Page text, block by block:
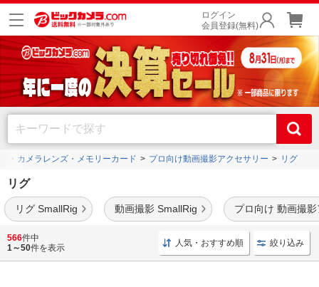
ログイン
会員登録(無料)
・カメラレンズ・メモリーカード プロ向け動画撮影アクセサリー リグ
リグ
リグ SmallRig 動画撮影 SmallRig プロ向け 動画撮
カメラリグはカメラにマイクや外部モニターなどの補助機材を装着させ、撮影時の安
定感を向上させるアイテムです。
566件中
1～50件を表示 人気・おすすめ順 絞り込み